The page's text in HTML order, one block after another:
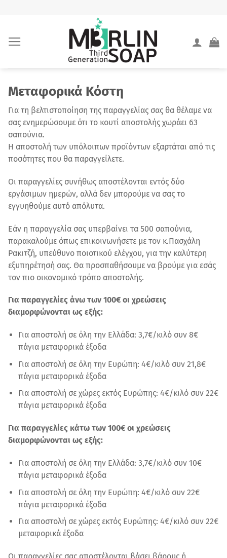
content
Μεταφορικά Κόστη
Για τη βελτιστοποίηση της παραγγελίας σας θα θέλαμε να
σας ενημερώσουμε ότι το κουτί αποστολής χωράει 63
σαπούνια.
Η αποστολή των υπόλοιπων προϊόντων εξαρτάται από τις
ποσότητες που θα παραγγείλετε.
Οι παραγγελίες συνήθως αποστέλονται εντός δύο
εργάσιμων ημερών, αλλά δεν μπορούμε να σας το
εγγυηθούμε αυτό απόλυτα.
Εάν η παραγγελία σας υπερβαίνει τα 500 σαπούνια,
παρακαλούμε όπως επικοινωνήσετε με τον κ.Πασχάλη
Ρακιτζή, υπεύθυνο ποιοτικού ελέγχου, για την καλύτερη
εξυπηρέτησή σας. Θα προσπαθήσουμε να βρούμε για εσάς
τον πιο οικονομικό τρόπο αποστολής.
Για παραγγελίες άνω των 100€ οι χρεώσεις
διαμορφώνονται ως εξής:
Για αποστολή σε όλη την Ελλάδα: 3,7€/κιλό συν 8€
πάγια μεταφορικά έξοδα
Για αποστολή σε όλη την Ευρώπη: 4€/κιλό συν 21,8€
πάγια μεταφορικά έξοδα
Για αποστολή σε χώρες εκτός Ευρώπης: 4€/κιλό συν 22€
πάγια μεταφορικά έξοδα
Για παραγγελίες κάτω των 100€ οι χρεώσεις
διαμορφώνονται ως εξής:
Για αποστολή σε όλη την Ελλάδα: 3,7€/κιλό συν 10€
πάγια μεταφορικά έξοδα
Για αποστολή σε όλη την Ευρώπη: 4€/κιλό συν 22€
πάγια μεταφορικά έξοδα
Για αποστολή σε χώρες εκτός Ευρώπης: 4€/κιλό συν 22€
μεταφορικά έξοδα